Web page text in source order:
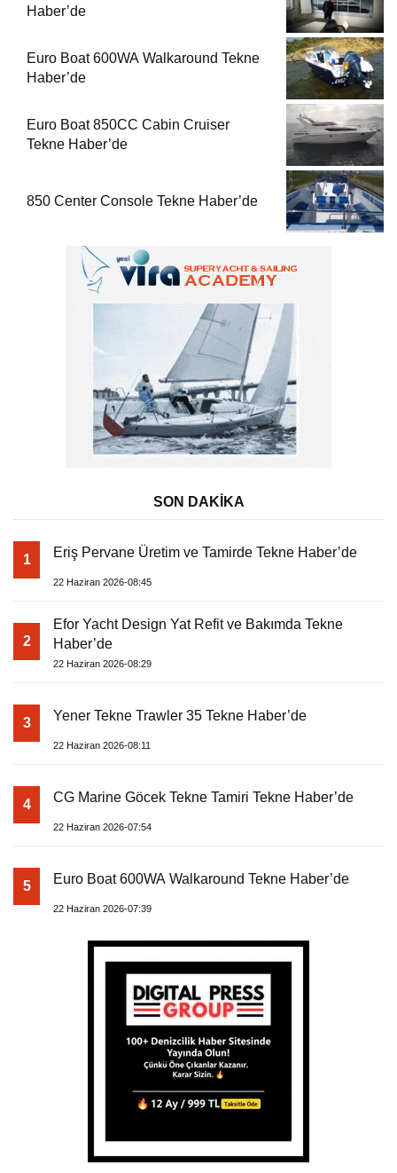
Haber’de
Euro Boat 600WA Walkaround Tekne
Haber’de
Euro Boat 850CC Cabin Cruiser
Tekne Haber’de
850 Center Console Tekne Haber’de
SON DAKİKA
1 Eriş Pervane Üretim ve Tamirde Tekne Haber’de
22 Haziran 2026-08:45
2
Efor Yacht Design Yat Refit ve Bakımda Tekne
Haber’de
22 Haziran 2026-08:29
3 Yener Tekne Trawler 35 Tekne Haber’de
22 Haziran 2026-08:11
4 CG Marine Göcek Tekne Tamiri Tekne Haber’de
22 Haziran 2026-07:54
5 Euro Boat 600WA Walkaround Tekne Haber’de
22 Haziran 2026-07:39